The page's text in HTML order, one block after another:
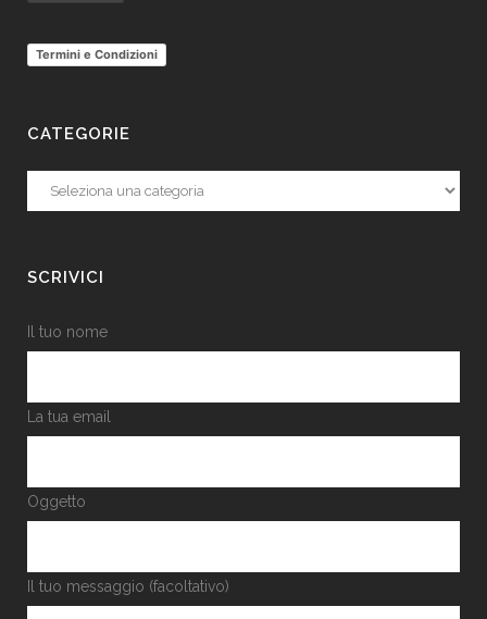
Termini e Condizioni
CATEGORIE
Categorie
SCRIVICI
Il tuo nome
La tua email
Oggetto
Il tuo messaggio (facoltativo)